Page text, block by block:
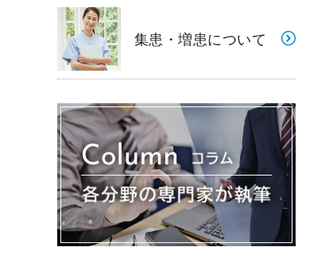
集患・増患について